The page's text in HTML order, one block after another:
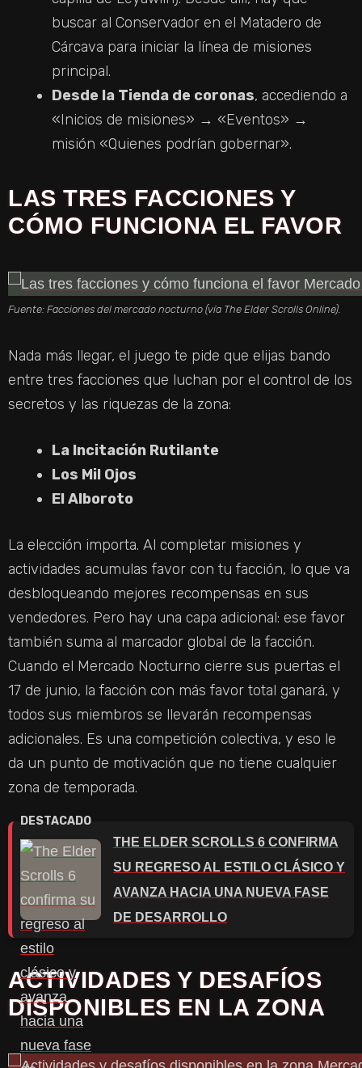
buscar al Conservador en el Matadero de
Cárcava para iniciar la línea de misiones
principal.
Desde la Tienda de coronas, accediendo a
«Inicios de misiones» → «Eventos» →
misión «Quienes podrían gobernar».
LAS TRES FACCIONES Y
CÓMO FUNCIONA EL FAVOR
Fuente: Facciones del mercado nocturno (vía The Elder Scrolls Online).
Nada más llegar, el juego te pide que elijas bando
entre tres facciones que luchan por el control de los
secretos y las riquezas de la zona:
La Incitación Rutilante
Los Mil Ojos
El Alboroto
La elección importa. Al completar misiones y
actividades acumulas favor con tu facción, lo que va
desbloqueando mejores recompensas en sus
vendedores. Pero hay una capa adicional: ese favor
también suma al marcador global de la facción.
Cuando el Mercado Nocturno cierre sus puertas el
17 de junio, la facción con más favor total ganará, y
todos sus miembros se llevarán recompensas
adicionales. Es una competición colectiva, y eso le
da un punto de motivación que no tiene cualquier
zona de temporada.
THE ELDER SCROLLS 6 CONFIRMA
SU REGRESO AL ESTILO CLÁSICO Y
AVANZA HACIA UNA NUEVA FASE
DE DESARROLLO
ACTIVIDADES Y DESAFÍOS
DISPONIBLES EN LA ZONA